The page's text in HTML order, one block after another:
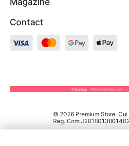
Contact
© 2026 Premium Store, Cui
Reg. Com